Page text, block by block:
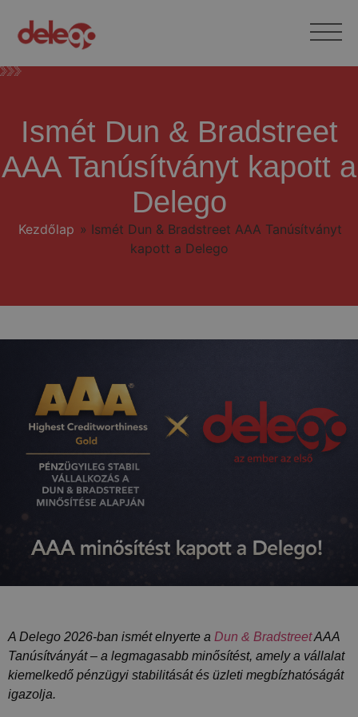
Ismét Dun & Bradstreet
AAA Tanúsítványt kapott a
Delego
Kezdőlap » Ismét Dun & Bradstreet AAA Tanúsítványt
kapott a Delego
A Delego 2026-ban ismét elnyerte a Dun & BradstreetAAA
Tanúsítványát – a legmagasabb minősítést, amely a vállalat
kiemelkedő pénzügyi stabilitását és üzleti megbízhatóságát
igazolja.